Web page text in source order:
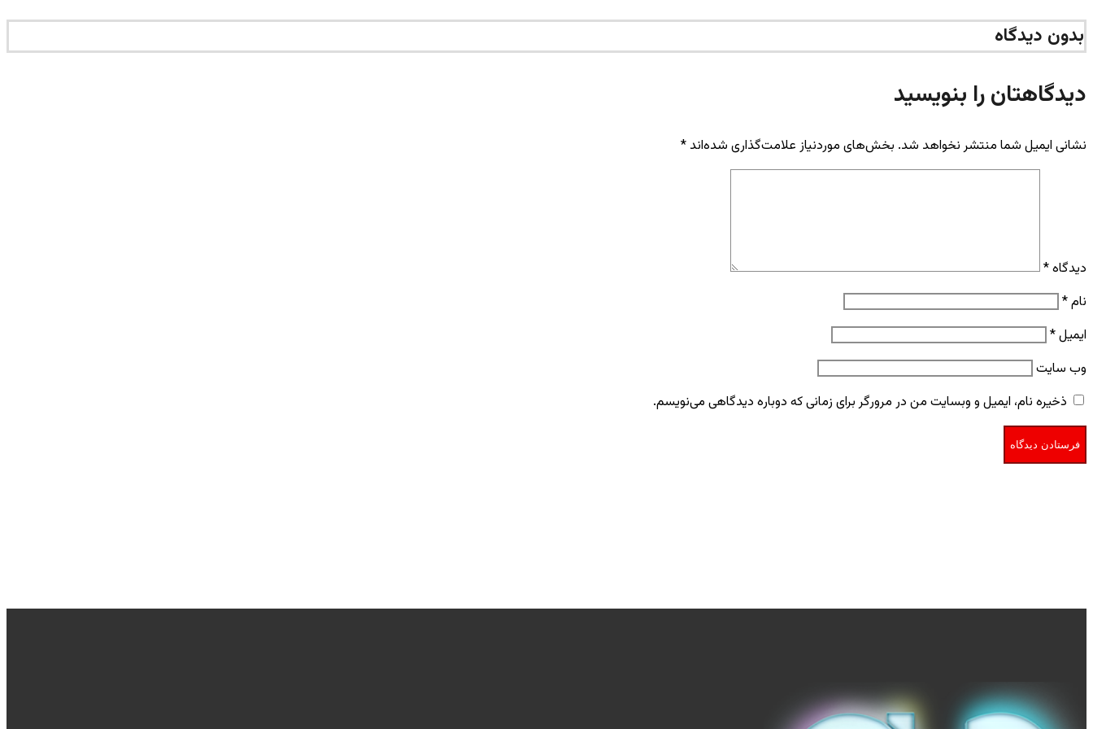
بدون دیدگاه
دیدگاهتان را بنویسید
نشانی ایمیل شما منتشر نخواهد شد. بخش‌های موردنیاز علامت‌گذاری شده‌اند *
دیدگاه*
نام*
ایمیل*
وب‌ سایت
ذخیره نام، ایمیل و وبسایت من در مرورگر برای زمانی که دوباره دیدگاهی می‌نویسم.